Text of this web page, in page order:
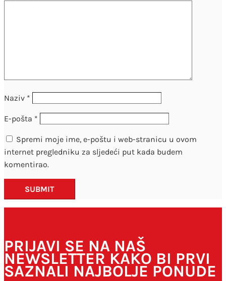
Naziv *
E-pošta *
Spremi moje ime, e-poštu i web-stranicu u ovom
internet pregledniku za sljedeći put kada budem
komentirao.
SUBMIT
PRIJAVI SE NA NAŠ
NEWSLETTER KAKO BI PRVI
SAZNALI NAJBOLJE PONUDE